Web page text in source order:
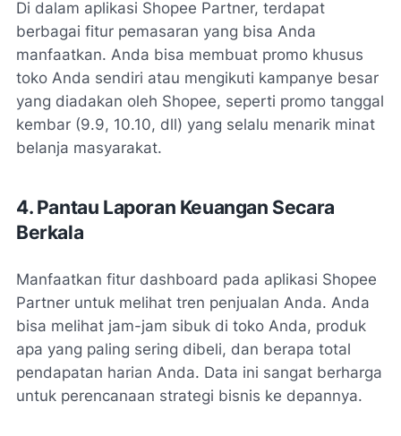
Di dalam aplikasi Shopee Partner, terdapat
berbagai fitur pemasaran yang bisa Anda
manfaatkan. Anda bisa membuat promo khusus
toko Anda sendiri atau mengikuti kampanye besar
yang diadakan oleh Shopee, seperti promo tanggal
kembar (9.9, 10.10, dll) yang selalu menarik minat
belanja masyarakat.
4. Pantau Laporan Keuangan Secara
Berkala
Manfaatkan fitur dashboard pada aplikasi Shopee
Partner untuk melihat tren penjualan Anda. Anda
bisa melihat jam-jam sibuk di toko Anda, produk
apa yang paling sering dibeli, dan berapa total
pendapatan harian Anda. Data ini sangat berharga
untuk perencanaan strategi bisnis ke depannya.